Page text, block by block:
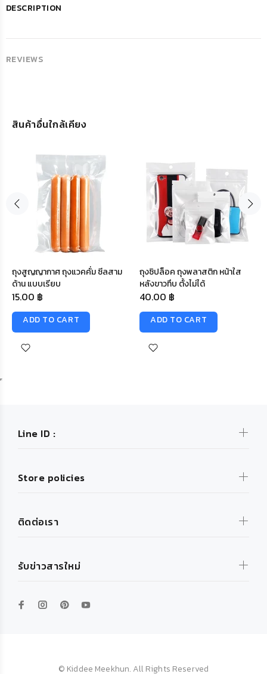
DESCRIPTION
REVIEWS
สินค้าอื่นใกล้เคียง
ถุงสูญญากาศ ถุงแวคคั่ม ซีลสาม
ด้าน แบบเรียบ
15.00 ฿
ADD TO CART
ถุงซิปล็อค ถุงพลาสติก หน้าใส
หลังขาวทึบ ตั้งไม่ได้
40.00 ฿
ADD TO CART
Line ID :
Store policies
ติดต่อเรา
รับข่าวสารใหม่
© Kiddee Meekhun. All Rights Reserved